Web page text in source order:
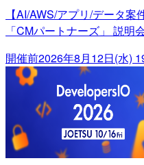
【AI/AWS/アプリ/データ
「CMパートナーズ」 説明
開催前2026年8月12日(水)